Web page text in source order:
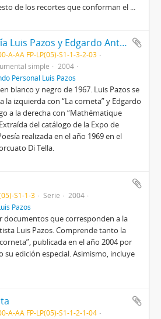
de los recortes que conforman el ...
Fotografía Luis Pazos y Edgardo Antonio Vigo
A-AA FP-LP(05)-S1-1-3-2-03
simple
2004
Personal Luis Pazos
blanco y negro de 1967. Luis Pazos se
la izquierda con “La corneta” y Edgardo
a la derecha con “Mathématique
del catálogo de la Expo de
realizada en el año 1969 en el
Di Tella.
S1-1-3 Serie
2004
Pazos
documentos que corresponden a la
Luis Pazos. Comprende tanto la
publicada en el año 2004 por
su edición especial. Asimismo, incluye
A-AA FP-LP(05)-S1-1-2-1-04